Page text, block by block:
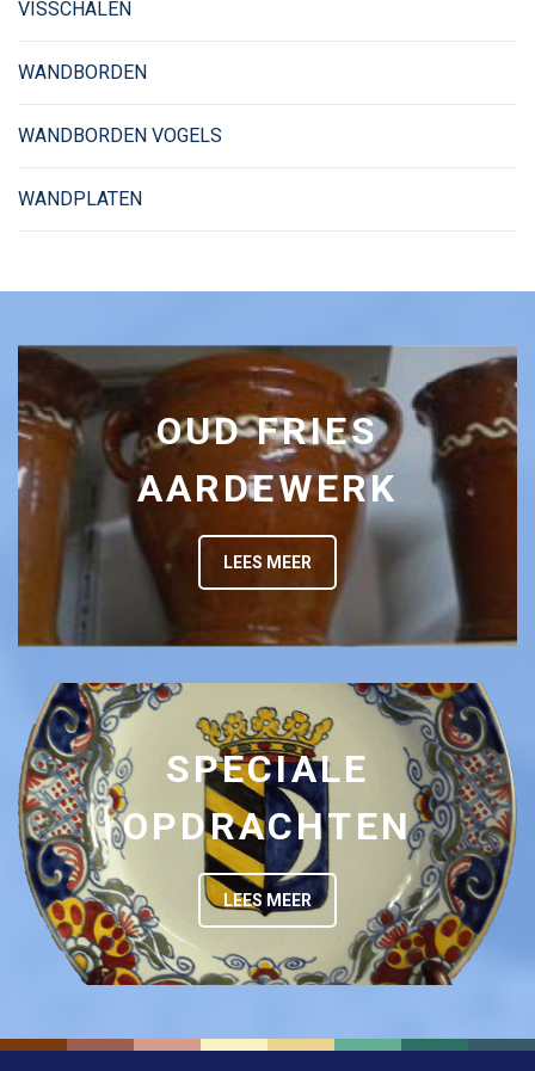
VISSCHALEN
WANDBORDEN
WANDBORDEN VOGELS
WANDPLATEN
OUD FRIES
AARDEWERK
LEES MEER
SPECIALE
OPDRACHTEN
LEES MEER